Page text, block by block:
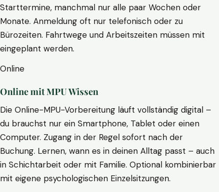
Starttermine, manchmal nur alle paar Wochen oder
Monate. Anmeldung oft nur telefonisch oder zu
Bürozeiten. Fahrtwege und Arbeitszeiten müssen mit
eingeplant werden.
Online
Online mit MPU Wissen
Die Online-MPU-Vorbereitung läuft vollständig digital –
du brauchst nur ein Smartphone, Tablet oder einen
Computer. Zugang in der Regel sofort nach der
Buchung. Lernen, wann es in deinen Alltag passt – auch
in Schichtarbeit oder mit Familie. Optional kombinierbar
mit eigene psychologischen Einzelsitzungen.